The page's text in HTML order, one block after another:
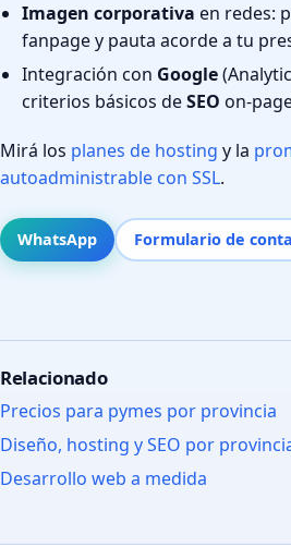
Imagen corporativa en redes:
fanpage y pauta acorde a tu
Integración con Google
criterios básicos deSEO on-
Mirá los planes de hosting y la
autoadministrable con SSL.
WhatsApp Formulario de
Relacionado
Precios para pymes por provincia
Diseño, hosting y SEO por
Desarrollo web a medida